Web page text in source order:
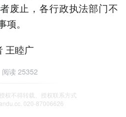
废止，各行政执法部门不
。
王睦广
阅读 25352
权不得转载、授权联系方式
020-87006626